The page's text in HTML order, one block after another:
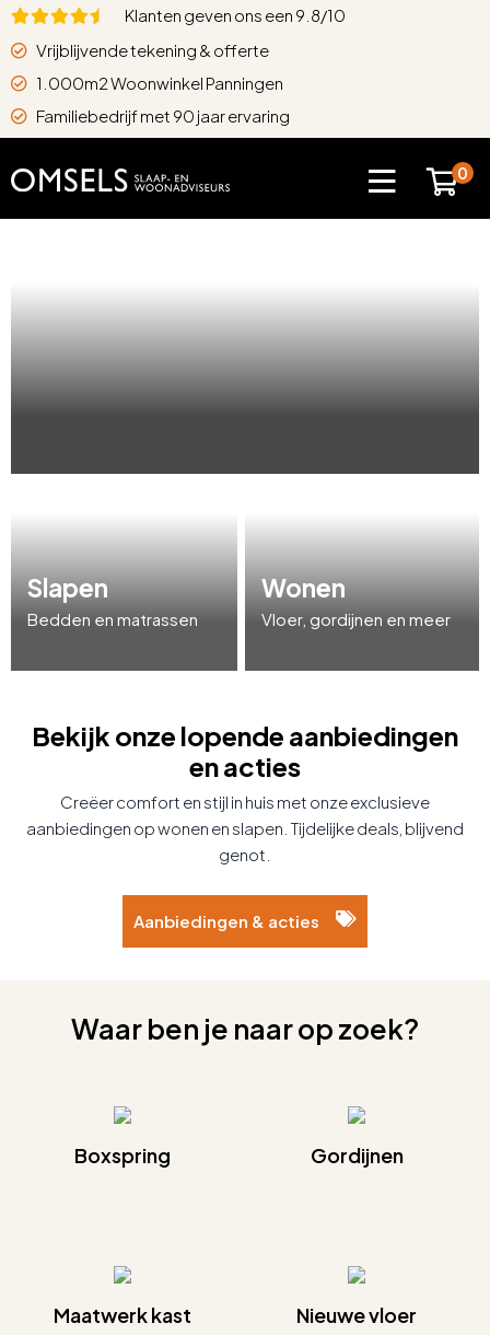
Klanten geven ons een 9.8/10
Vrijblijvende tekening & offerte
1.000m2 Woonwinkel Panningen
Familiebedrijf met 90 jaar ervaring
0
Slapen
Bedden en matrassen
Wonen
Vloer, gordijnen en meer
Bekijk onze lopende aanbiedingen
en acties
Creëer comfort en stijl in huis met onze exclusieve
aanbiedingen op wonen en slapen. Tijdelijke deals, blijvend
genot.
Aanbiedingen & acties
Waar ben je naar op zoek?
Boxspring Gordijnen
Maatwerk kast Nieuwe vloer